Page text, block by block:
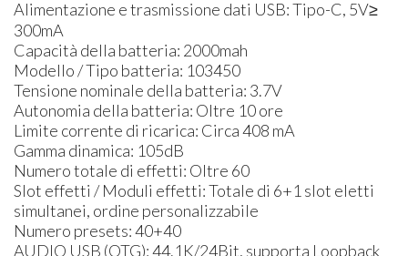
Alimentazione e trasmissione dati USB: Tipo-C, 5V≥
300mA
Capacità della batteria: 2000mah
Modello / Tipo batteria: 103450
Tensione nominale della batteria: 3.7V
Autonomia della batteria: Oltre 10 ore
Limite corrente di ricarica: Circa 408 mA
Gamma dinamica: 105dB
Numero totale di effetti: Oltre 60
Slot effetti / Moduli effetti: Totale di 6+1 slot eIetti
simultanei, ordine personalizzabile
Numero presets: 40+40
AUDIO USB (OTG): 44.1K/24Bit, supporta Loopback